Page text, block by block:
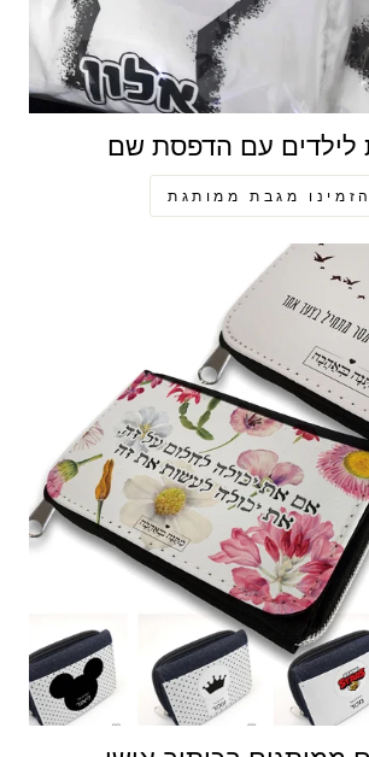
לילדים עם הדפסת שם
הזמינו מגבת ממותגת